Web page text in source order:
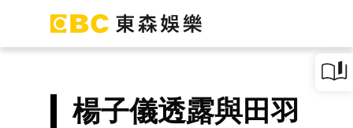
楊子儀透露與田羽